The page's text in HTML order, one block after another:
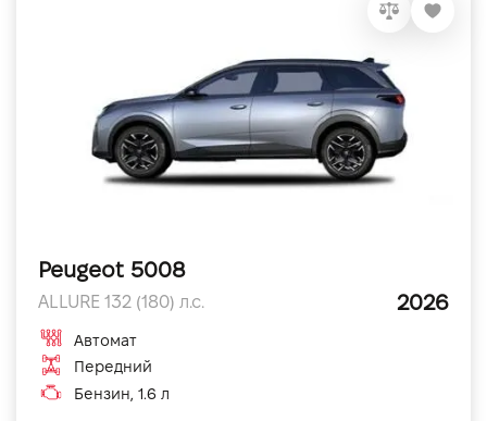
Peugeot 5008
ALLURE 132 (180) л.с. 2026
Автомат
Передний
Бензин, 1.6 л